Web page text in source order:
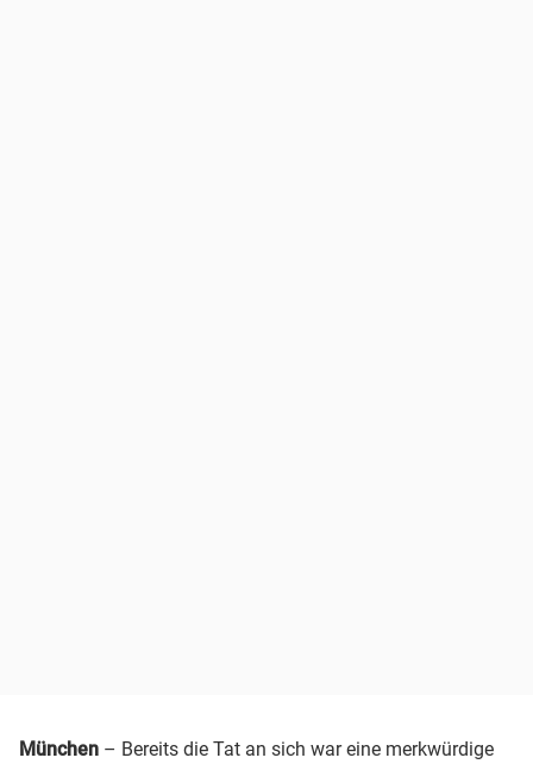
München – Bereits die Tat an sich war eine merkwürdige